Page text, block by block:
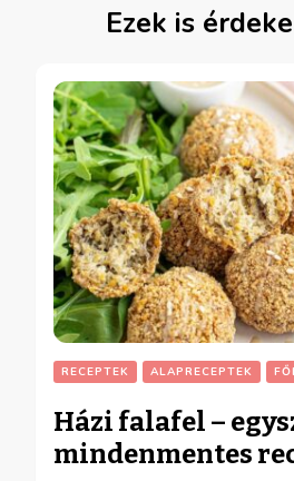
Ezek is
RECEPTEK ALAPRECEPTEK
Házi falafel –
mindenmentes